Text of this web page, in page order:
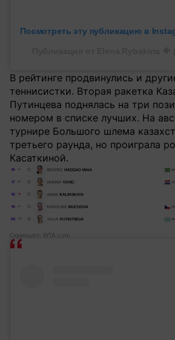
Посмотреть эту публикацию в
В рейтинге продвинулись и
теннисистки. Вторая ракетка
Путинцева поднялась на три
номером в списке лучших. На
турнире Большого шлема
третьего раунда, но проиграла
Касаткиной.
Скриншот: WTA.com